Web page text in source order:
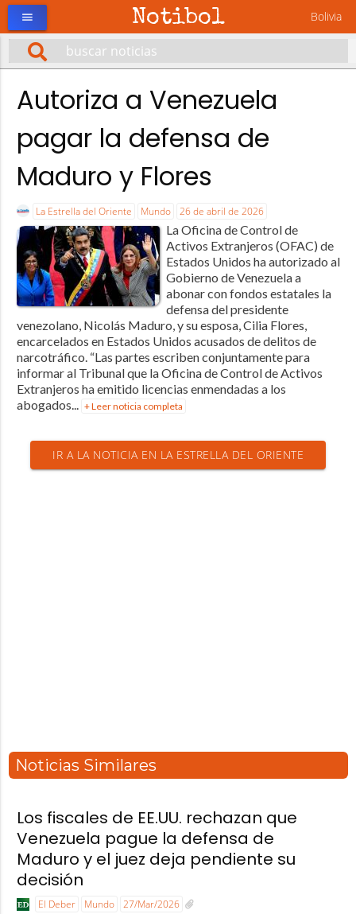
Notibol Bolivia
menu
Autoriza a Venezuela
pagar la defensa de
Maduro y Flores
La Estrella del Oriente Mundo 26 de abril de 2026
La Oficina de Control de
Activos Extranjeros (OFAC) de
Estados Unidos ha autorizado al
Gobierno de Venezuela a
abonar con fondos estatales la
defensa del presidente
venezolano, Nicolás Maduro, y su esposa, Cilia Flores,
encarcelados en Estados Unidos acusados de delitos de
narcotráfico. “Las partes escriben conjuntamente para
informar al Tribunal que la Oficina de Control de Activos
Extranjeros ha emitido licencias enmendadas a los
abogados... + Leer noticia completa
IR A LA NOTICIA EN LA ESTRELLA DEL ORIENTE
Noticias Similares
Los fiscales de EE.UU. rechazan que
Venezuela pague la defensa de
Maduro y el juez deja pendiente su
decisión
El Deber Mundo 27/Mar/2026